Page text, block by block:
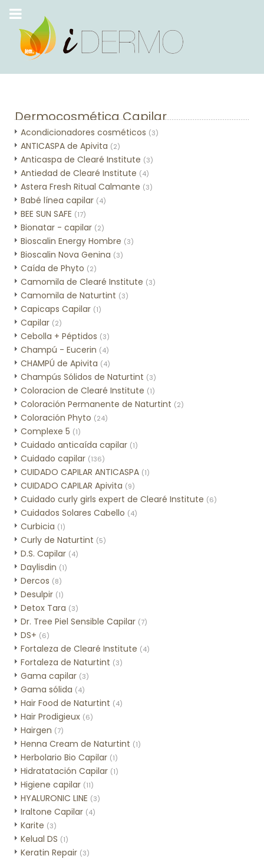
Dermocosmética Capilar
Acondicionadores cosméticos (3)
ANTICASPA de Apivita (2)
Anticaspa de Clearé Institute (3)
Antiedad de Clearé Institute (4)
Astera Fresh Ritual Calmante (3)
Babé línea capilar (4)
BEE SUN SAFE (17)
Bionatar - capilar (2)
Bioscalin Energy Hombre (3)
Bioscalin Nova Genina (3)
Caída de Phyto (2)
Camomila de Clearé Institute (3)
Camomila de Naturtint (3)
Capicaps Capilar (1)
Capilar (2)
Cebolla + Péptidos (3)
Champú - Eucerin (4)
CHAMPÚ de Apivita (4)
Champús Sólidos de Naturtint (3)
Coloracion de Clearé Institute (1)
Coloración Permanente de Naturtint (2)
Coloración Phyto (24)
Complexe 5 (1)
Cuidado anticaída capilar (1)
Cuidado capilar (136)
CUIDADO CAPILAR ANTICASPA (1)
CUIDADO CAPILAR Apivita (9)
Cuidado curly girls expert de Clearé Institute (6)
Cuidados Solares Cabello (4)
Curbicia (1)
Curly de Naturtint (5)
D.S. Capilar (4)
Daylisdin (1)
Dercos (8)
Desulpir (1)
Detox Tara (3)
Dr. Tree Piel Sensible Capilar (7)
DS+ (6)
Fortaleza de Clearé Institute (4)
Fortaleza de Naturtint (3)
Gama capilar (3)
Gama sólida (4)
Hair Food de Naturtint (4)
Hair Prodigieux (6)
Hairgen (7)
Henna Cream de Naturtint (1)
Herbolario Bio Capilar (1)
Hidratatación Capilar (1)
Higiene capilar (11)
HYALURONIC LINE (3)
Iraltone Capilar (4)
Karite (3)
Kelual DS (1)
Keratin Repair (3)